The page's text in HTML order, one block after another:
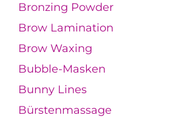
Bronzing Powder
Brow Lamination
Brow Waxing
Bubble-Masken
Bunny Lines
Bürstenmassage